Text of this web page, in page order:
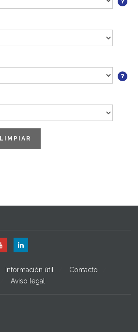
LIMPIAR
Información útil
Contacto
Aviso legal